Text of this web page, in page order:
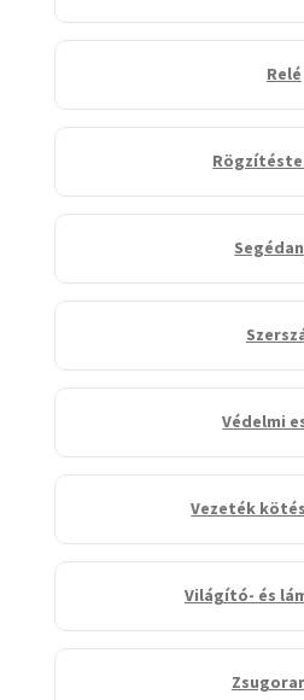
Relé
Védelmi
Vezeték
Világító- és